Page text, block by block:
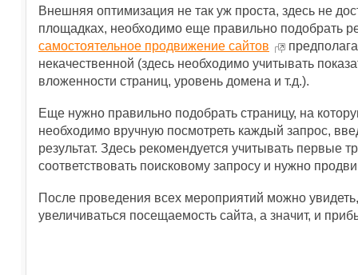
Внешняя оптимизация не так уж проста, здесь не
площадках, необходимо еще правильно подобрать
самостоятельное продвижение сайтов
некачественной (здесь необходимо учитывать
вложенности страниц, уровень домена и т.д.).
Еще нужно правильно подобрать страницу, на
необходимо вручную посмотреть каждый запрос,
результат. Здесь рекомендуется учитывать первые
соответствовать поисковому запросу и нужно
После проведения всех мероприятий можно
увеличиваться посещаемость сайта, а значит, и